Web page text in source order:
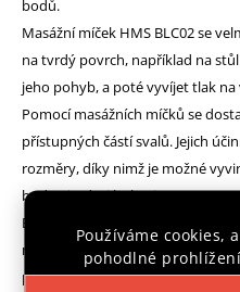
Používáme cookies,
pohodlné
provozu webu
bodů.
Masážní míček HMS BLC02 se
na tvrdý povrch, například na
jeho pohyb, a poté vyvíjet tlak
Pomocí masážních míčků se
přístupných částí svalů. Jejich
rozměry, díky nimž je možné
body, tj. zdroj bolesti.
BLC02 jsou určeny pro sportovce
menších bolestech krku, ramen,
při funkčním tréninku pro